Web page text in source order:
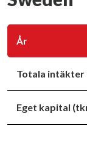
År
Totala intäkter
Eget kapital